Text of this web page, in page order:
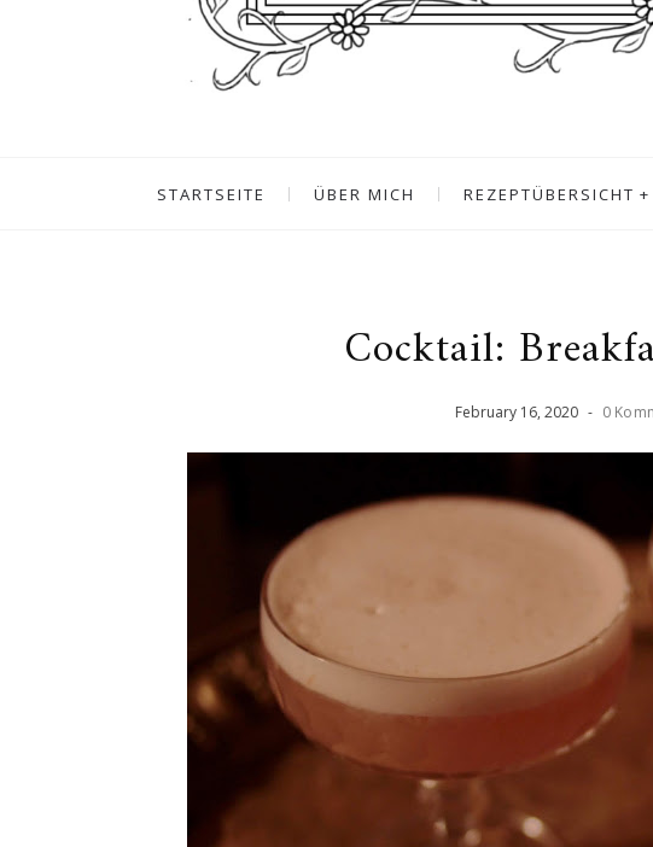
STARTSEITE ÜBER MICH REZEPTÜBERSICHT
Cocktail:
February 16, 2020 - 0